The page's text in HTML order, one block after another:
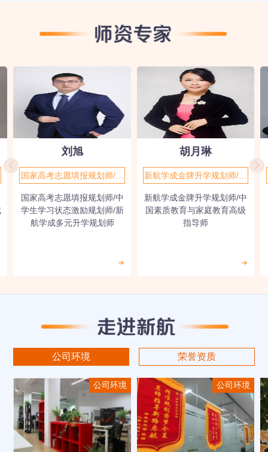
刘旭
国家高考志愿填报规划师/中
航学成多元升学规划师
国家高考志愿填报规划师/中
学生学习状态激励规划师/新
航学成多元升学规划师
胡月琳
新航学成金牌升学规划师/中
指导师
新航学成金牌升学规划师/中
国素质教育与家庭教育高级
指导师
公司环境 公司环境
公司环境 荣誉资质